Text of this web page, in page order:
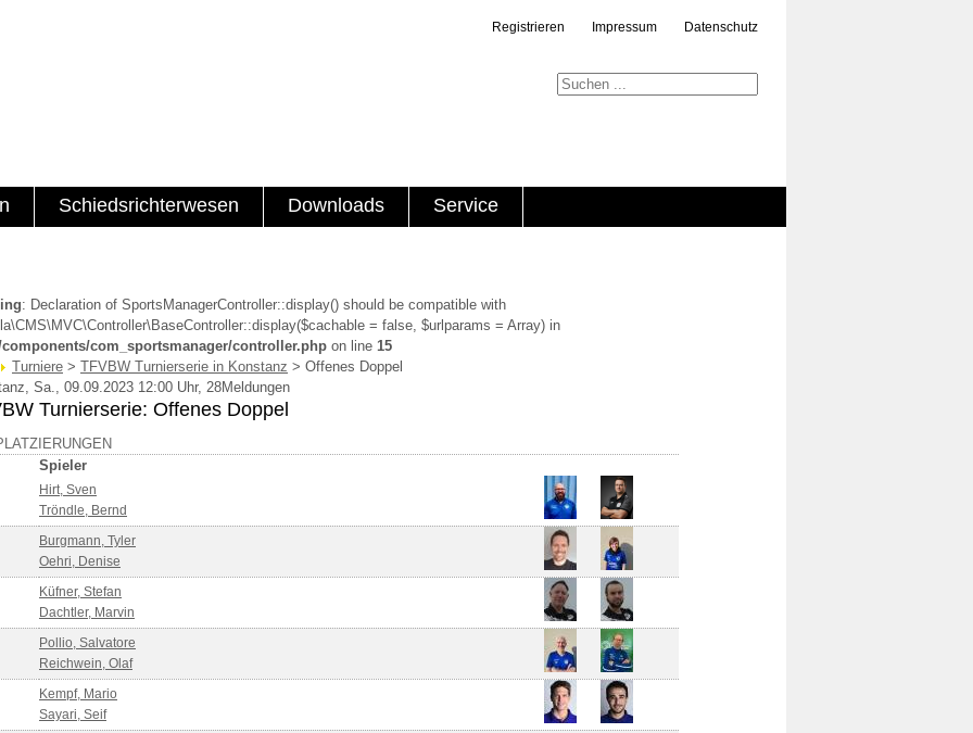
Registrieren Impressum Datenschutz
Schiedsrichterwesen Downloads Service
: Declaration of SportsManagerController::display() should be compatible with
= false, $urlparams = Array) in
components/com_sportsmanager/controller.php on line 15
Turniere > TFVBW Turnierserie in Konstanz > Offenes Doppel
Sa., 09.09.2023 12:00 Uhr, 28Meldungen
Turnierserie: Offenes Doppel
Spieler
Hirt, Sven
Tröndle, Bernd
Burgmann, Tyler
Oehri, Denise
Küfner, Stefan
Dachtler, Marvin
Pollio, Salvatore
Reichwein, Olaf
Kempf, Mario
Sayari, Seif